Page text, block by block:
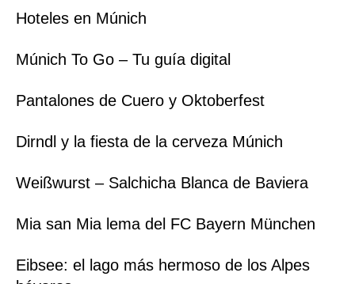
Hoteles en Múnich
Múnich To Go – Tu guía digital
Pantalones de Cuero y Oktoberfest
Dirndl y la fiesta de la cerveza Múnich
Weißwurst – Salchicha Blanca de Baviera
Mia san Mia lema del FC Bayern München
Eibsee: el lago más hermoso de los Alpes